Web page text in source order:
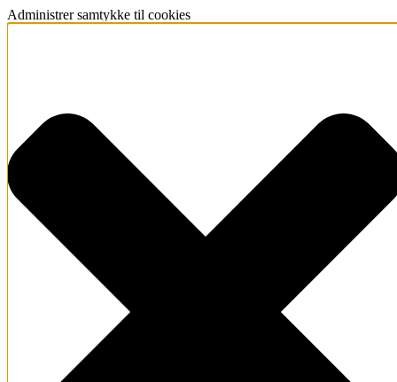
Administrer samtykke til cookies